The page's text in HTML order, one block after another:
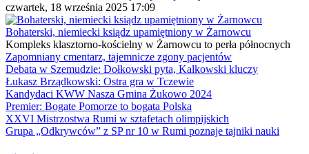
czwartek, 18 września 2025 17:09
Bohaterski, niemiecki ksiądz upamiętniony w Żarnowcu
Kompleks klasztorno-kościelny w Żarnowcu to perła północnych
Zapomniany cmentarz, tajemnicze zgony pacjentów
Debata w Szemudzie: Dołkowski pyta, Kalkowski kluczy
Łukasz Brządkowski: Ostra gra w Tczewie
Kandydaci KWW Nasza Gmina Żukowo 2024
Premier: Bogate Pomorze to bogata Polska
XXVI Mistrzostwa Rumi w sztafetach olimpijskich
Grupa „Odkrywców” z SP nr 10 w Rumi poznaje tajniki nauki